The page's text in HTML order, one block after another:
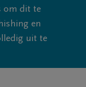
om dit te
en
uit te